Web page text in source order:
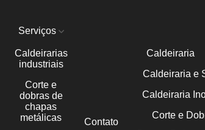
Serviços
Caldeirarias
industriais
Corte e
dobras de
chapas
metálicas
Contato
Caldeiraria
Caldeiraria e
Caldeiraria
Corte e